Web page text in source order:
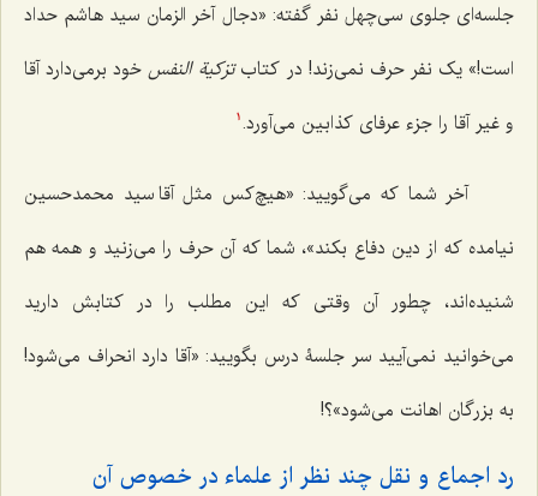
جلسه‌ای جلوی سی‌چهل نفر گفته: «دجال آخر الزمان سید هاشم حداد
است!» یک نفر حرف نمی‌زند! در کتابتزکية النفسخود برمی‌دارد آقا
و غیر آقا را جزء عرفای کذابین می‌آورد. 1
آخر شما که می‌گویید: «هیچ‌کس مثل آقا سید محمدحسین
نیامده که از دین دفاع بکند»، شما که آن حرف را می‌زنید و همه هم
شنیده‌اند، چطور آن وقتی که این مطلب را در کتابش دارید
می‌خوانید نمی‌آیید سر جلسۀ درس بگویید: «آقا دارد انحراف می‌شود!
به بزرگان اهانت می‌شود»؟!
رد اجماع و نقل چند نظر از علماء در خصوص آن